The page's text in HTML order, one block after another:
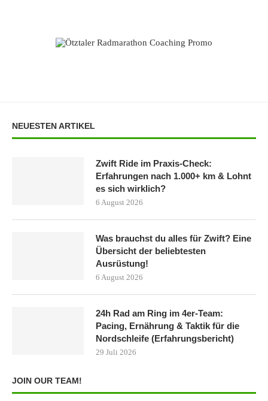
NEUESTEN ARTIKEL
Zwift Ride im Praxis-Check:
Erfahrungen nach 1.000+ km & Lohnt
es sich wirklich?
6 August 2026
Was brauchst du alles für Zwift? Eine
Übersicht der beliebtesten
Ausrüstung!
6 August 2026
24h Rad am Ring im 4er-Team:
Pacing, Ernährung & Taktik für die
Nordschleife (Erfahrungsbericht)
29 Juli 2026
JOIN OUR TEAM!